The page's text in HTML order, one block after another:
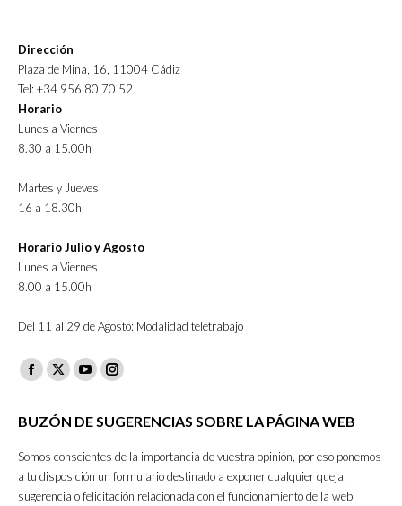
Dirección
Plaza de Mina, 16, 11004 Cádiz
Tel: +34 956 80 70 52
Horario
Lunes a Viernes
8.30 a 15.00h
Martes y Jueves
16 a 18.30h
Horario Julio y Agosto
Lunes a Viernes
8.00 a 15.00h
Del 11 al 29 de Agosto: Modalidad teletrabajo
Facebook
opens
new
window
X
opens
new
window
YouTube
opens
new
window
Instagram
opens
in
new
window
BUZÓN DE SUGERENCIAS SOBRE LA PÁGINA WEB
Somos conscientes de la importancia de vuestra opinión, por eso ponemos
a tu disposición un formulario destinado a exponer cualquier queja,
sugerencia o felicitación relacionada con el funcionamiento de la web